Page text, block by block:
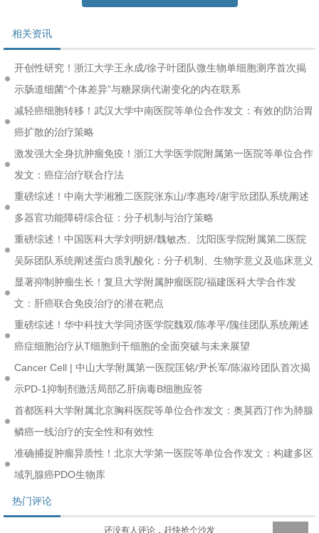
相关资讯
开创性研究！浙江大学王永成/徐子叶团队微生物单细胞测序首次揭
示肠道细菌“个体差异”与糖尿病代谢变化的内在联系
减轻癌细胞转移！武汉大学中南医院等单位合作发文：有效的防治胃
癌扩散的治疗策略
激发强大全身抗肿瘤免疫！浙江大学医学院附属第一医院等单位合作
发文：癌症治疗联合疗法
重磅综述！中南大学湘雅二医院张东山/李惠玲/谢宇欣团队系统阐述
多器官功能障碍综合征：分子机制与治疗策略
重磅综述！中国医科大学刘明妍/魏敏杰、沈阳医学院附属第二医院
吴际团队系统阐述蛋白质乳酸化：分子机制、生物学意义及临床意义
显著抑制肿瘤生长！复旦大学附属肿瘤医院/福建医科大学合作发
文：肝癌联合免疫治疗的潜在靶点
重磅综述！华中科技大学同济医学院魏双/陈孝平/隗佳团队系统阐述
癌症细胞治疗从T细胞到干细胞的全面突破与未来展望
Cancer Cell | 中山大学附属第一医院匡铭/尹长军/陈淑玲团队首次揭
示PD-1抑制剂激活局部乙肝病毒B细胞应答
首都医科大学附属北京胸科医院等单位合作发文：奥莫西汀作为肺腺
鳞癌一线治疗的安全性和有效性
准确捕捉肿瘤异质性！北京大学第一医院等单位合作发文：构建多区
域乳腺癌PDO生物库
热门评论
还没有人评论，赶快抢个沙发